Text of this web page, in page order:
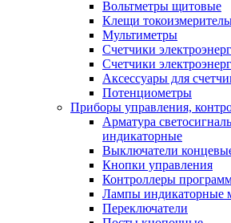
Вольтметры щитовые
Клещи
Мультиметры
Счетчики
Счетчики
Аксессуары для
Потенциометры
Приборы управления,
Арматура
индикаторные
Выключатели
Кнопки управления
Контроллеры
Лампы индикаторные
Переключатели